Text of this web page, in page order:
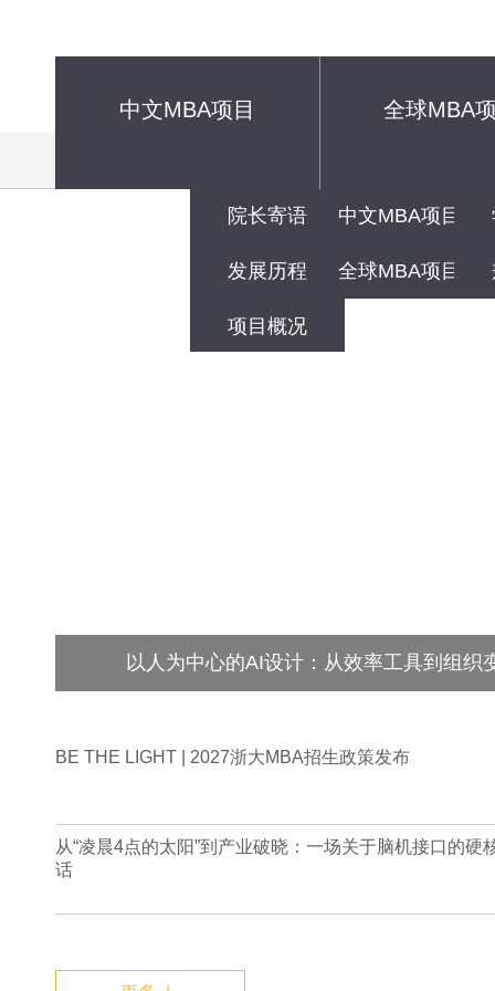
院长寄语
发展历程
项目概况
中文MBA项目
全球MBA项目
中文MBA项目 全球MBA
以人为中心的AI设计：从效率工具到组织
BE THE LIGHT | 2027浙大MBA招生政策发布
从“凌晨4点的太阳”到产业破晓：一场关于脑机接口的硬
话